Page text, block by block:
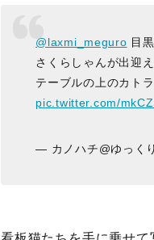
@laxmi_meguro 目
さくらしゃんが出迎
テーブルの上のカト
pic.twitter.com/
— カノハチ@ゆっく